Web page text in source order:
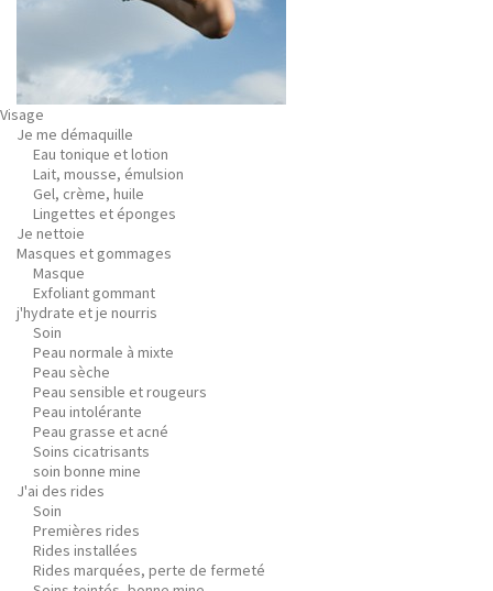
Visage
Je me démaquille
Eau tonique et lotion
Lait, mousse, émulsion
Gel, crème, huile
Lingettes et éponges
Je nettoie
Masques et gommages
Masque
Exfoliant gommant
j'hydrate et je nourris
Soin
Peau normale à mixte
Peau sèche
Peau sensible et rougeurs
Peau intolérante
Peau grasse et acné
Soins cicatrisants
soin bonne mine
J'ai des rides
Soin
Premières rides
Rides installées
Rides marquées, perte de fermeté